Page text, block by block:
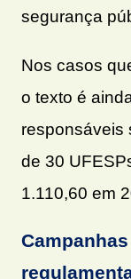
segurança
Nos casos
o texto é
responsáveis
de 30
1.110,60 em